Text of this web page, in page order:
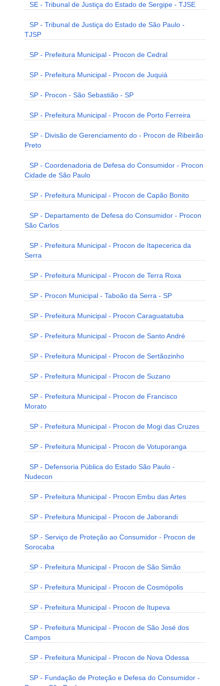
SE - Tribunal de Justiça do Estado de Sergipe - TJSE
SP - Tribunal de Justiça do Estado de São Paulo -
TJSP
SP - Prefeitura Municipal - Procon de Cedral
SP - Prefeitura Municipal - Procon de Juquiá
SP - Procon - São Sebastião - SP
SP - Prefeitura Municipal - Procon de Porto Ferreira
SP - Divisão de Gerenciamento do - Procon de Ribeirão
Preto
SP - Coordenadoria de Defesa do Consumidor - Procon
Cidade de São Paulo
SP - Prefeitura Municipal - Procon de Capão Bonito
SP - Departamento de Defesa do Consumidor - Procon
São Carlos
SP - Prefeitura Municipal - Procon de Itapecerica da
Serra
SP - Prefeitura Municipal - Procon de Terra Roxa
SP - Procon Municipal - Taboão da Serra - SP
SP - Prefeitura Municipal - Procon Caraguatatuba
SP - Prefeitura Municipal - Procon de Santo André
SP - Prefeitura Municipal - Procon de Sertãozinho
SP - Prefeitura Municipal - Procon de Suzano
SP - Prefeitura Municipal - Procon de Francisco
Morato
SP - Prefeitura Municipal - Procon de Mogi das Cruzes
SP - Prefeitura Municipal - Procon de Votuporanga
SP - Defensoria Pública do Estado São Paulo -
Nudecon
SP - Prefeitura Municipal - Procon Embu das Artes
SP - Prefeitura Municipal - Procon de Jaborandi
SP - Serviço de Proteção ao Consumidor - Procon de
Sorocaba
SP - Prefeitura Municipal - Procon de São Simão
SP - Prefeitura Municipal - Procon de Cosmópolis
SP - Prefeitura Municipal - Procon de Itupeva
SP - Prefeitura Municipal - Procon de São José dos
Campos
SP - Prefeitura Municipal - Procon de Nova Odessa
SP - Fundação de Proteção e Defesa do Consumidor -